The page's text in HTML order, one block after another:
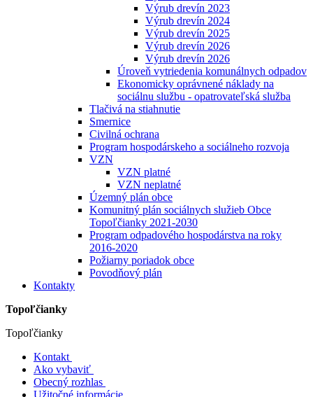
Výrub drevín 2023
Výrub drevín 2024
Výrub drevín 2025
Výrub drevín 2026
Výrub drevín 2026
Úroveň vytriedenia komunálnych odpadov
Ekonomicky oprávnené náklady na
sociálnu službu - opatrovateľská služba
Tlačivá na stiahnutie
Smernice
Civilná ochrana
Program hospodárskeho a sociálneho rozvoja
VZN
VZN platné
VZN neplatné
Územný plán obce
Komunitný plán sociálnych služieb Obce
Topoľčianky 2021-2030
Program odpadového hospodárstva na roky
2016-2020
Požiarny poriadok obce
Povodňový plán
Kontakty
Topoľčianky
Topoľčianky
Kontakt
Ako vybaviť
Obecný rozhlas
Užitočné informácie